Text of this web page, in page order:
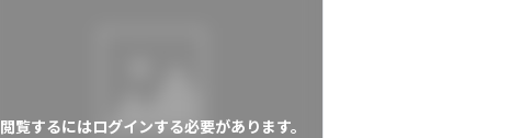
閲覧するにはログインする必要があります。